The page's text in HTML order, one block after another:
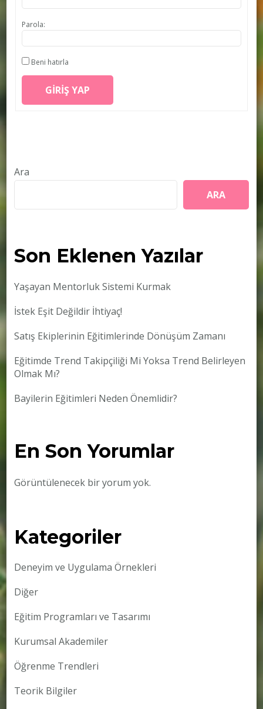
Parola:
Beni hatırla
GIRIŞ YAP
Ara
ARA
Son Eklenen Yazılar
Yaşayan Mentorluk Sistemi Kurmak
İstek Eşit Değildir İhtiyaç!
Satış Ekiplerinin Eğitimlerinde Dönüşüm Zamanı
Eğitimde Trend Takipçiliği Mi Yoksa Trend Belirleyen
Olmak Mı?
Bayilerin Eğitimleri Neden Önemlidir?
En Son Yorumlar
Görüntülenecek bir yorum yok.
Kategoriler
Deneyim ve Uygulama Örnekleri
Diğer
Eğitim Programları ve Tasarımı
Kurumsal Akademiler
Öğrenme Trendleri
Teorik Bilgiler